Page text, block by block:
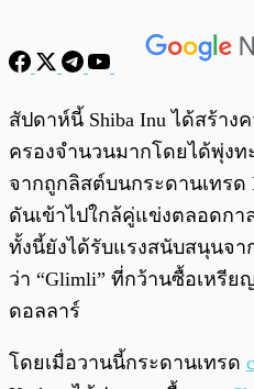
พร้อมเล่น
สัปดาห์นี้ Shiba Inu ได้สร้า
ครองจำนวนมากโดยได้พุ่งท
จากถูกลิสต์บนกระดานเทรด
ดันเข้าไปใกล้คู่แข่งตลอดกา
ทั้งนี้ยังได้รับแรงสนับสนุนจ
ว่า “Glimli” ที่กว้านซื้อเหรี
ดอลลาร์
โดยเมื่อวานนี้กระดานเทรด